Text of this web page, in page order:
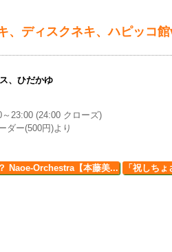
、ディスクネキ、ハピッコ
、ひだかゆ
23:00 (24:00 クローズ)
ダー(500円)より
Naoe-Orchestra【本藤美... 「祝しち